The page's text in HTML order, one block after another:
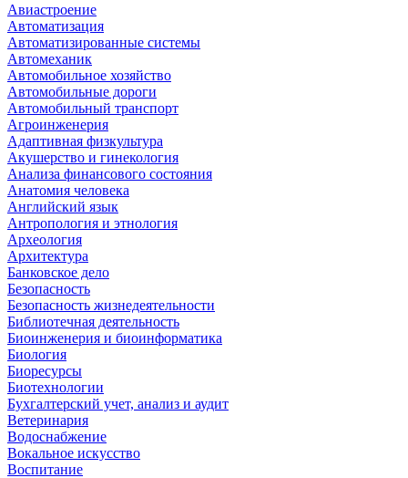
Авиастроение
Автоматизация
Автоматизированные системы
Автомеханик
Автомобильное хозяйство
Автомобильные дороги
Автомобильный транспорт
Агроинженерия
Адаптивная физкультура
Акушерство и гинекология
Анализа финансового состояния
Анатомия человека
Английский язык
Антропология и этнология
Археология
Архитектура
Банковское дело
Безопасность
Безопасность жизнедеятельности
Библиотечная деятельность
Биоинженерия и биоинформатика
Биология
Биоресурсы
Биотехнологии
Бухгалтерский учет, анализ и аудит
Ветеринария
Водоснабжение
Вокальное искусство
Воспитание